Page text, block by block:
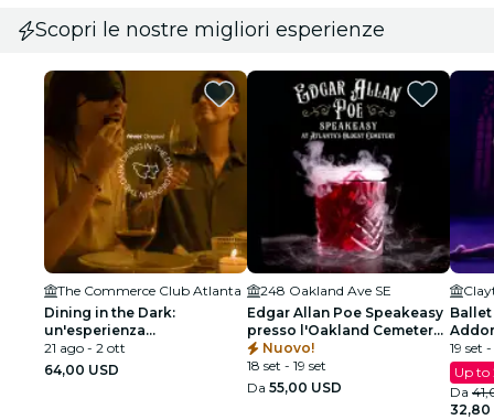
Scopri le nostre migliori esperienze
The Commerce Club Atlanta
Dining in the Dark:
un'esperienza
gastronomica unica con gli
occhi bendati al Commerce
21 ago - 2 ott
64,00 USD
248 Oakland Ave SE
Edgar Allan Poe Speakeasy
presso l'Oakland Cemetery -
Atlanta, GA
Nuovo!
18 set - 19 set
Da 55,00 USD
Ballet
19 set
Up to
Da
32,80